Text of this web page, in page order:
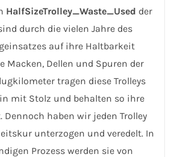
HalfSizeTrolley_Waste_Used der
durch die vielen Jahre des
auf ihre Haltbarkeit
Macken, Dellen und Spuren der
tragen diese Trolleys
mit Stolz und behalten so ihre
haben wir jeden Trolley
unterzogen und veredelt. In
Prozess werden sie von